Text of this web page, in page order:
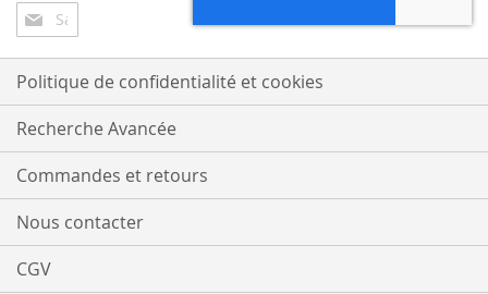
Inscription
à
notre
lettre
d’information
:
Politique de confidentialité et cookies
Recherche Avancée
Commandes et retours
Nous contacter
CGV